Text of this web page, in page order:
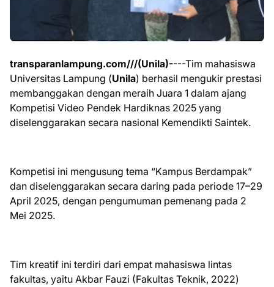
transparanlampung.com///(Unila)----Tim mahasiswa
Universitas Lampung (Unila) berhasil mengukir prestasi
membanggakan dengan meraih Juara 1 dalam ajang
Kompetisi Video Pendek Hardiknas 2025 yang
diselenggarakan secara nasional Kemendikti Saintek.
Kompetisi ini mengusung tema “Kampus Berdampak”
dan diselenggarakan secara daring pada periode 17–29
April 2025, dengan pengumuman pemenang pada 2
Mei 2025.
Tim kreatif ini terdiri dari empat mahasiswa lintas
fakultas, yaitu Akbar Fauzi (Fakultas Teknik, 2022)